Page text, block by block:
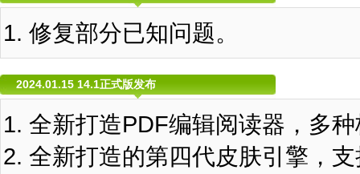
修复部分已知问题。
2024.01.15 14.1正式版发布
全新打造PDF编辑阅读器，多
全新打造的第四代皮肤引擎，